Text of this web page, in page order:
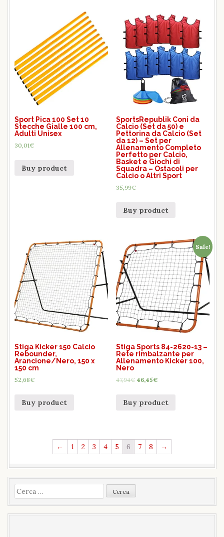
Sport Pica 100 Set 10
Stecche Gialle 100 cm,
Adulti Unisex
30,01€
Buy product
SportsRepublik Coni da
Calcio (Set da 50) e
Pettorina da Calcio (Set
da 12) – Set per
Allenamento Completo
Perfetto per Calcio,
Basket e Giochi di
Squadra – Ostacoli per
Calcio o Altri Sport
35,99€
Buy product
Stiga Kicker 150 Calcio
Rebounder,
Arancione/Nero, 150 x
150 cm
52,68€
Buy product
Sale!
Stiga Sports 84-2620-13 –
Rete rimbalzante per
Allenamento Kicker 100,
Nero
47,94€ 46,45€
Buy product
← 1 2 3 4 5 6 7 8 →
Ricerca
per: